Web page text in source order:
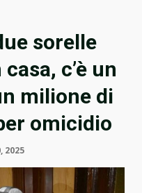
sorelle
c’è un
milione di
omicidio
2025